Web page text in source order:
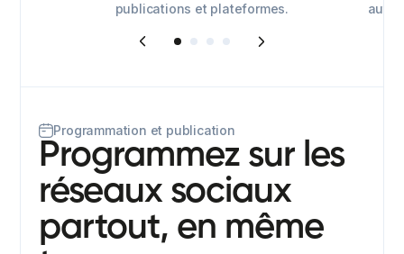
publications et plateformes.
Programmation et publication
Programmez sur les
réseaux sociaux
partout, en même